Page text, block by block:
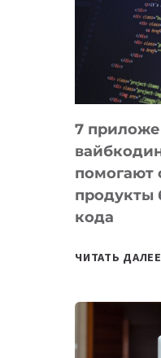
7
помогают
продукты
кода
ЧИТАТЬ ДАЛЕЕ